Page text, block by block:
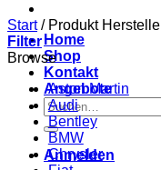
Home
Shop
Kontakt
Angebote
Suchen
nach:
Anmelden
Start /Produkt
Filter
Browse
Aston Martin
Audi
Bentley
BMW
Chrysler